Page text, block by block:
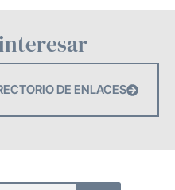
DE ENLACES